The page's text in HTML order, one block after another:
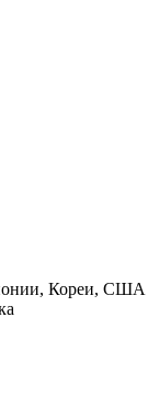
Кореи, США